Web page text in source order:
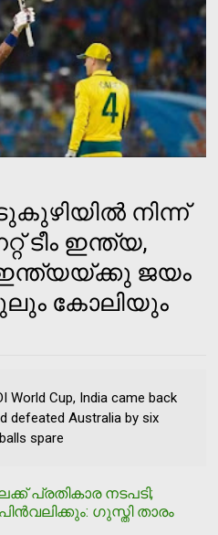
നിന്ന്
ടീം ഇന്ത്യ,
ഇന്ത്യയ്ക്കു ജയം
കോലിയും
World Cup, India came back
defeated Australia by six
spare
പ്രതികാര നടപടി;
ഗുസ്തി താരം